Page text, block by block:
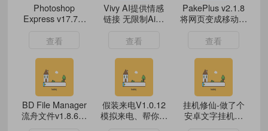
Photoshop
Express v17.7.8
查看
Vivy AI提供情感
链接 无限制Ai虚
查看
PakePlus v2.1.8
将网页变成移动应
查看
BD File Manager
流舟文件v1.8.6绿
假装来电V1.0.12
模拟来电、帮你巧
挂机修仙-做了个
安卓文字挂机游